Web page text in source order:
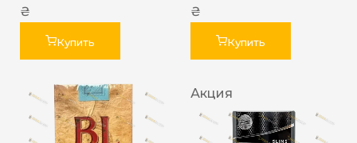
₴
Купить
₴
Купить
Акция